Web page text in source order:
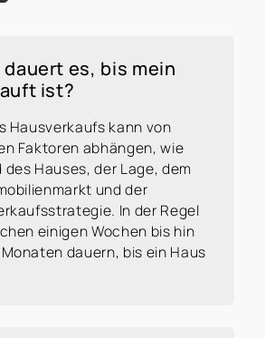
dauert es, bis mein
ist?
Hausverkaufs kann von
Faktoren abhängen, wie
Hauses, der Lage, dem
und der
In der Regel
einigen Wochen bis hin
dauern, bis ein Haus
Schritt: Download
direkt ins E-Mail-
PDF zukommen zu